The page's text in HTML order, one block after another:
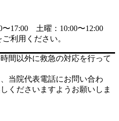
〜17:00 土曜：10:00〜12:00
ご利用ください。
間以外に救急の対応を行って
当院代表電話にお問い合わ
くださいますようお願いしま